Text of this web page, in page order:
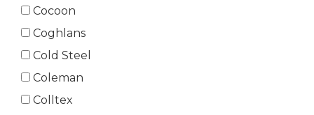
Cocoon
Coghlans
Cold Steel
Coleman
Colltex